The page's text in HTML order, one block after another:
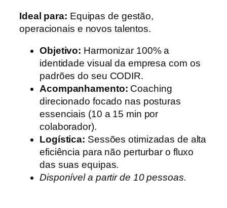
Ideal para: Equipas de gestão,
operacionais e novos talentos.
Objetivo: Harmonizar 100% a
identidade visual da empresa com os
padrões do seu CODIR.
Acompanhamento: Coaching
direcionado focado nas posturas
essenciais (10 a 15 min por
colaborador).
Logística: Sessões otimizadas de alta
eficiência para não perturbar o fluxo
das suas equipas.
Disponível a partir de 10 pessoas.